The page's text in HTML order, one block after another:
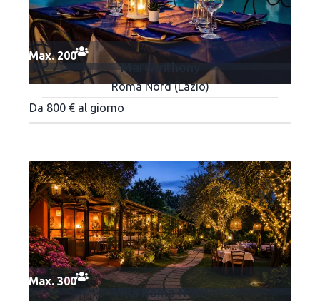
Max. 200
MarcAnthony
Roma Nord (Lazio)
Da 800 € al giorno
Max. 300
Villa Roma Nord